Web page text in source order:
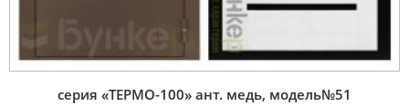
серия «ТЕРМО-100» ант. медь, модель№51